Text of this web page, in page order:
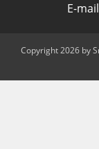
E-
Copyright 2026 by